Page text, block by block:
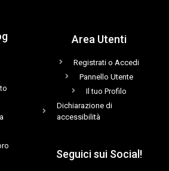
Area Utenti
Registrati o Accedi
Pannello Utente
Il tuo Profilo
Dichiarazione di
accessibilità
Seguici sui Social!